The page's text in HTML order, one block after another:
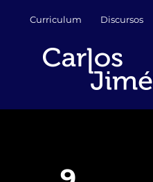
contenido
Curriculum Discursos